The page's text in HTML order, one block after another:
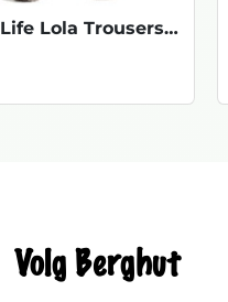
W NosiLife Lola Trousers - Vert
Volg Berghut